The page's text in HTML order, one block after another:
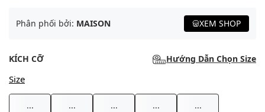
Phân phối bởi: MAISON XEM SHOP
KÍCH CỠ Hướng Dẫn Chọn Size
Size
... ... ... ... ...